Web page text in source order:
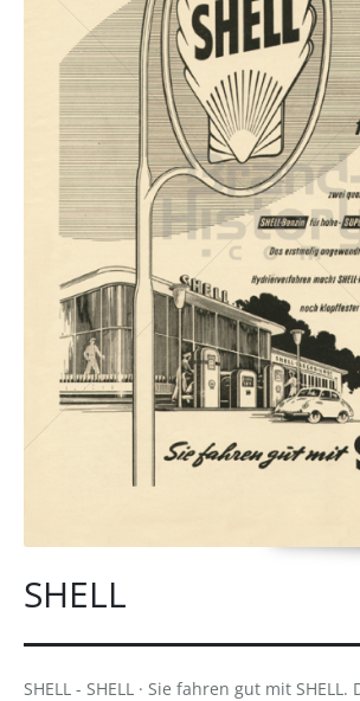
Konzerne
Epoche
SHELL
SHELL - SHELL · Sie fahren gut mit